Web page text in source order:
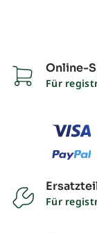
Online-
Für
Für